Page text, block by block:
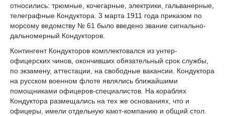
относились: трюмные, кочегарные, электрики, гальванерные,
телеграфные Кондуктора. 3 марта 1911 года приказом по
морсому ведомству № 61 было введено звание сигнально-
дальномерный Кондукторов.
Контингент Кондукторов комплектовался из унтер-
офицерских чинов, окончивших обязательный срок службы,
по экзамену, аттестации, на свободные вакансии. Кондуктора
на русском военном флоте являлись ближайшими
помощниками офицеров-специалистов. На кораблях
Кондуктора размещались на тех же основаниях, что и
офицеры, имели отдельную кают-компанию и общий стол.